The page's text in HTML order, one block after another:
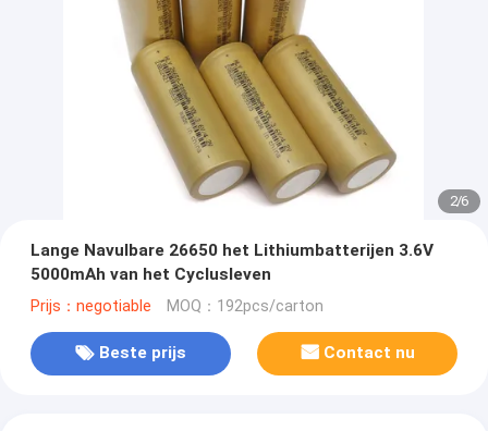
2/6
Lange Navulbare 26650 het Lithiumbatterijen 3.6V
5000mAh van het Cyclusleven
Prijs：negotiable MOQ：192pcs/carton
Beste prijs Contact nu